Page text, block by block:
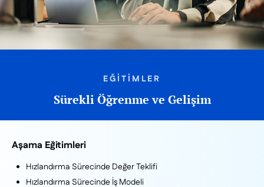
EĞİTİMLER
Sürekli Öğrenme ve Gelişim
Aşama Eğitimleri
Hızlandırma Sürecinde Değer Teklifi
Hızlandırma Sürecinde İş Modeli